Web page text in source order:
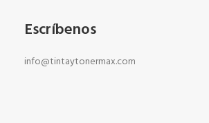
Escríbenos
info@tintaytonermax.com